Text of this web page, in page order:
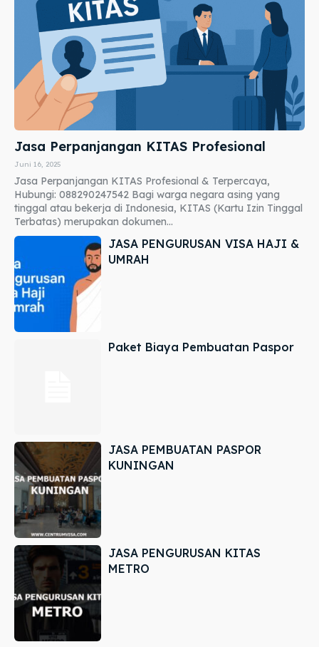
Jasa Perpanjangan KITAS Profesional
Juni 16, 2025
Jasa Perpanjangan KITAS Profesional & Terpercaya,
Hubungi: 088290247542 Bagi warga negara asing yang
tinggal atau bekerja di Indonesia, KITAS (Kartu Izin Tinggal
Terbatas) merupakan dokumen...
JASA PENGURUSAN VISA HAJI &
UMRAH
Paket Biaya Pembuatan Paspor
JASA PEMBUATAN PASPOR
KUNINGAN
JASA PENGURUSAN KITAS
METRO